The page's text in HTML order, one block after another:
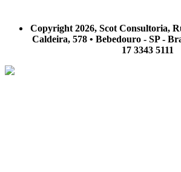
Copyright 2026, Scot Consultoria,
Caldeira, 578 • Bebedouro - SP -
17 3343 5111